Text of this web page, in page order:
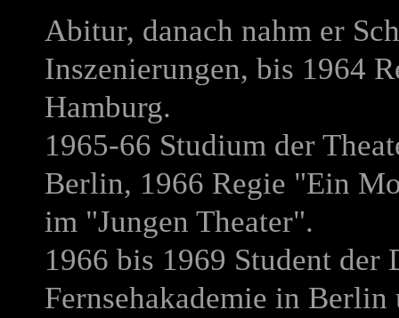
Abitur, danach nahm er
Inszenierungen, bis 1964
Hamburg.
1965-66 Studium der
Berlin, 1966 Regie "Ein
im "Jungen Theater".
1966 bis 1969 Student der
Fernsehakademie in